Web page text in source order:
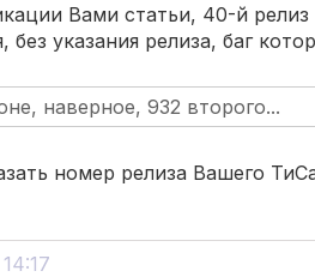
Вами статьи, 40-й
без указания релиза, баг
наверное, 932 второго...
номер релиза Вашего